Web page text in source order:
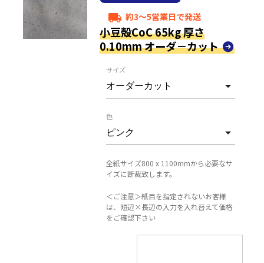
local_shipping 約3～5営業日で発送
小豆殻CoC 65kg 厚さ
0.10mm オーダ－カット
サイズ
色
全紙サイズ800 x 1100mmから必要なサ
イズに断裁致します。
＜ご注意＞紙目を指定されないお客様
は、短辺×長辺の入力を入れ替えて価格
をご確認下さい